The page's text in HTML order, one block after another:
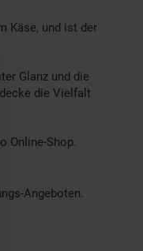
Käse, und ist der
Glanz und die
die Vielfalt
Online-Shop.
Angeboten.